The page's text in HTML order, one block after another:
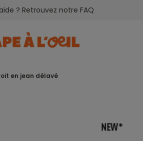
? Retrouvez notre FAQ
en jean délavé